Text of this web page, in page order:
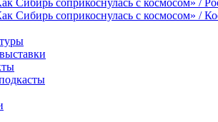
Сибирь соприкоснулась с космосом» /
Сибирь соприкоснулась с космосом» /